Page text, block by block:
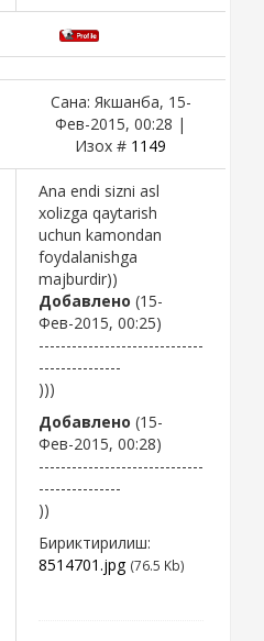
Сана: Якшанба, 15-
Фев-2015, 00:28 |
Изох # 1149
Ana endi sizni asl
xolizga qaytarish
uchun kamondan
foydalanishga
majburdir))
Добавлено (15-
Фев-2015, 00:25)
------------------------------
---------------
)))
Добавлено (15-
Фев-2015, 00:28)
------------------------------
---------------
))
Бириктирилиш:
8514701.jpg (76.5 Kb)